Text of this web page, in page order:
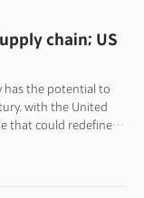
chain; US
has the potential to
with the United
that could redefine
influence.The
15-year cycles